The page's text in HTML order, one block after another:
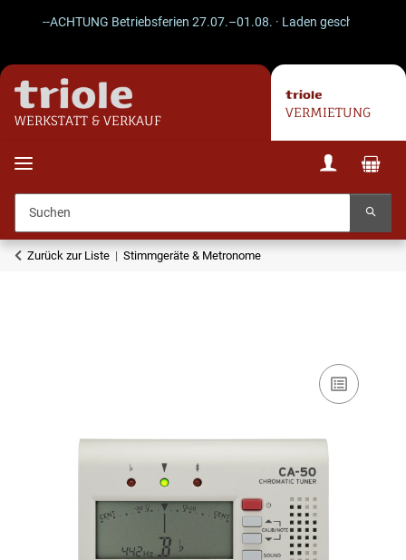
--ACHTUNG Betriebsferien 27.07.–01.08. · Laden geschlossen ·
WERKSTATT & VERKAUF
VERMIETUNG
Zurück zur Liste Stimmgeräte & Metronome